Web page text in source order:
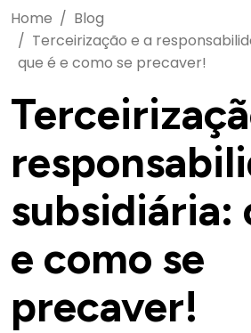
Home
Blog
Terceirização e a
que é e como se precaver!
subsidiária:
e como se
precaver!